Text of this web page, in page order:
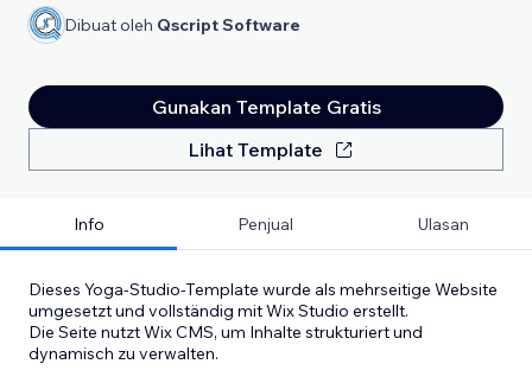
Dibuat oleh Qscript Software
Gunakan Template Gratis
Lihat Template
Info Penjual Ulasan
Dieses Yoga-Studio-Template wurde als mehrseitige Website
umgesetzt und vollständig mit Wix Studio erstellt.
Die Seite nutzt Wix CMS, um Inhalte strukturiert und
dynamisch zu verwalten.